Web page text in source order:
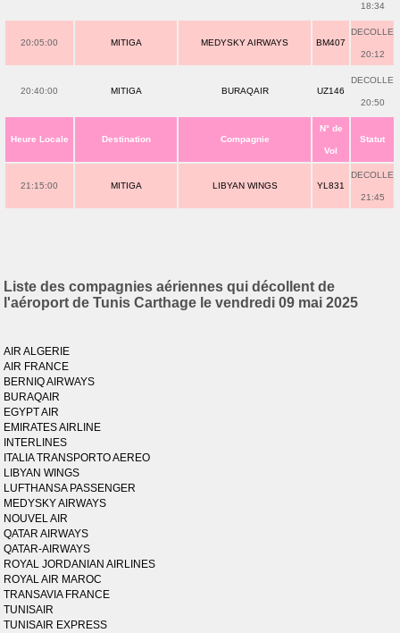
18:34
20:05:00 MITIGA MEDYSKY AIRWAYS BM407
DECOLLE
20:12
20:40:00 MITIGA BURAQAIR UZ146
DECOLLE
20:50
Heure Locale Destination Compagnie
N° de
Vol
Statut
21:15:00 MITIGA LIBYAN WINGS YL831
DECOLLE
21:45
Liste des compagnies aériennes qui décollent de
l'aéroport de Tunis Carthage le vendredi 09 mai 2025
AIR ALGERIE
AIR FRANCE
BERNIQ AIRWAYS
BURAQAIR
EGYPT AIR
EMIRATES AIRLINE
INTERLINES
ITALIA TRANSPORTO AEREO
LIBYAN WINGS
LUFTHANSA PASSENGER
MEDYSKY AIRWAYS
NOUVEL AIR
QATAR AIRWAYS
QATAR-AIRWAYS
ROYAL JORDANIAN AIRLINES
ROYAL AIR MAROC
TRANSAVIA FRANCE
TUNISAIR
TUNISAIR EXPRESS